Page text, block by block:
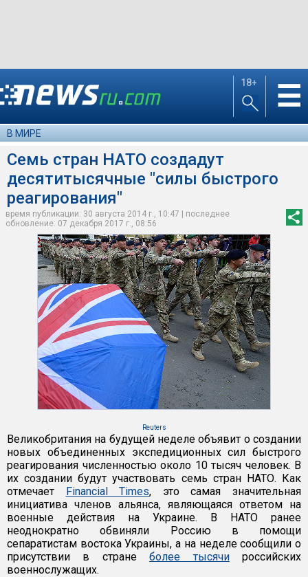
18+ ☰
В МИРЕ
Семь стран НАТО создадут
десятитысячные "силы быстрого
реагирования"
время публикации: 30 августа 2014 г., 10:47 | последнее
обновление: 07 декабря 2017 г., 08:56
Reuters
Великобритания на будущей неделе объявит о создании
новых объединенных экспедиционных сил быстрого
реагирования численностью около 10 тысяч человек. В
их создании будут участвовать семь стран НАТО. Как
отмечает Financial Times, это самая значительная
инициатива членов альянса, являющаяся ответом на
военные действия на Украине. В НАТО ранее
неоднократно обвиняли Россию в помощи
сепаратистам востока Украины, а на неделе сообщили о
присутствии в странеболее тысячироссийских
военнослужащих.